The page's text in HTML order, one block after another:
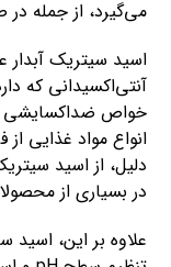
می‌گیرد، از جمله
اسید سیتریک
آنتی‌اکسیدانی که
خواص ضد‌اکسایشی
انواع مواد غذایی
دلیل، از اسید
در بسیاری از
علاوه بر این، اسید